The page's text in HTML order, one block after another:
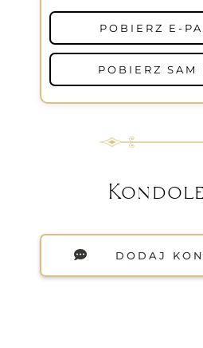
POBIERZ E-
POBIERZ SAM
DODAJ